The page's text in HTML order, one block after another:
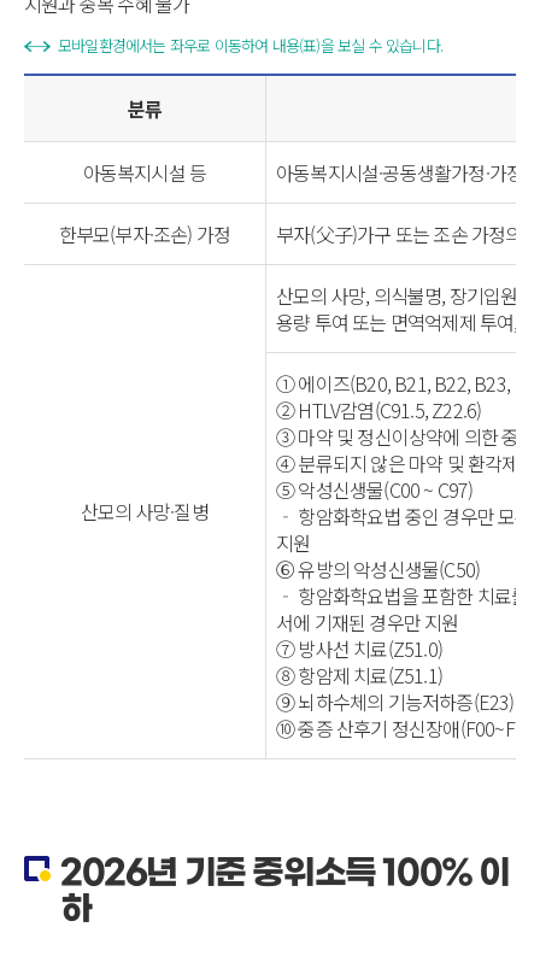
모바일환경에서는 좌우로 이동하여 내용(표)을 보실 수 있습니다.
분류
아동복지시설 등 아동복지시설·공동생활가정·가정
한부모(부자·조손) 가정 부자(父子)가구 또는 조손 가정의
산모의 사망·질병
산모의 사망, 의식불명, 장기입원
용량 투여 또는 면역억제제 투여,
① 에이즈(B20, B21, B22, B23,
② HTLV감염(C91.5, Z22.6)
③ 마약 및 정신이상약에 의한 중
④ 분류되지 않은 마약 및 환각제
⑤ 악성신생물(C00 ~ C97)
‐ 항암화학요법 중인 경우만 모
지원
⑥ 유방의 악성신생물(C50)
‐ 항암화학요법을 포함한 치료를
서에 기재된 경우만 지원
⑦ 방사선 치료(Z51.0)
⑧ 항암제 치료(Z51.1)
⑨ 뇌하수체의 기능저하증(E23)
⑩ 중증 산후기 정신장애
2026년 기준 중위소득 100% 이
하